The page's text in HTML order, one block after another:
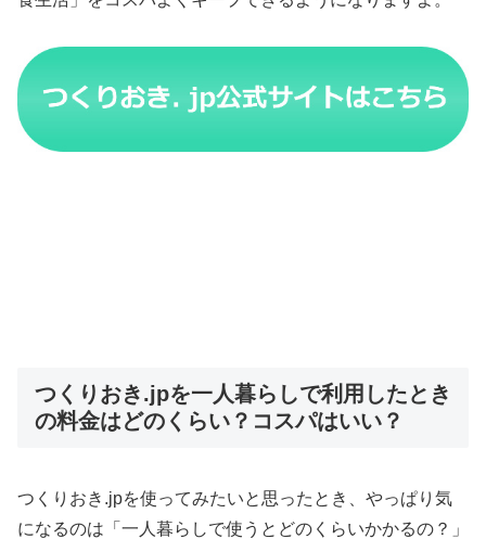
つくりおき.jpを一人暮らしで利用したとき
の料金はどのくらい？コスパはいい？
つくりおき.jpを使ってみたいと思ったとき、やっぱり気
になるのは「一人暮らしで使うとどのくらいかかるの？」